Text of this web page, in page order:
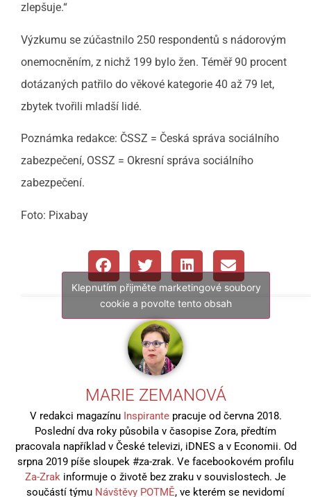
zlepšuje.“
Výzkumu se zúčastnilo 250 respondentů s nádorovým
onemocněním, z nichž 199 bylo žen. Téměř 90 procent
dotázaných patřilo do věkové kategorie 40 až 79 let,
zbytek tvořili mladší lidé.
Poznámka redakce: ČSSZ = Česká správa sociálního
zabezpečení, OSSZ = Okresní správa sociálního
zabezpečení.
Foto: Pixabay
Klepnutím přijměte marketingové soubory
cookie a povolte tento obsah
MARIE ZEMANOVÁ
V redakci magazínu Inspirantepracuje od června 2018.
Poslední dva roky působila v časopise Zora, předtím
pracovala například v České televizi, iDNES a v Economii. Od
srpna 2019 píše sloupek #za-zrak. Ve facebookovém profilu
Za-Zrak informuje o životě bez zraku v souvislostech. Je
součástí týmu Návštěvy POTMĚ, ve kterém se nevidomí